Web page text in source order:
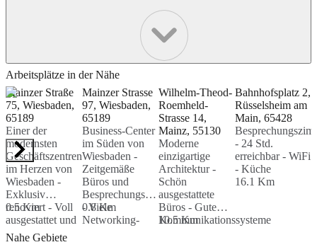
Arbeitsplätze in der Nähe
Mainzer Straße
75, Wiesbaden,
65189
Einer der
modernsten
Geschäftszentren
im Herzen von
Wiesbaden -
Exklusiv
renoviert - Voll
ausgestattet und
geschmackvoll
eingerichtet...
0.5 Km
Mainzer Strasse
97, Wiesbaden,
65189
Business-Center
im Süden von
Wiesbaden -
Zeitgemäße
Büros und
Besprechungsräume
- Viele
Networking-
0.8 Km
Wilhelm-Theod-
Roemheld-
Strasse 14,
Mainz, 55130
Moderne
einzigartige
Architektur -
Schön
ausgestattete
Büros - Gute
Kommunikationssysteme
10.5 Km
Bahnhofsplatz 2,
Rüsselsheim am
Main, 65428
- 24 Std.
erreichbar - WiFi
- Küche
16.1 Km
Nahe Gebiete